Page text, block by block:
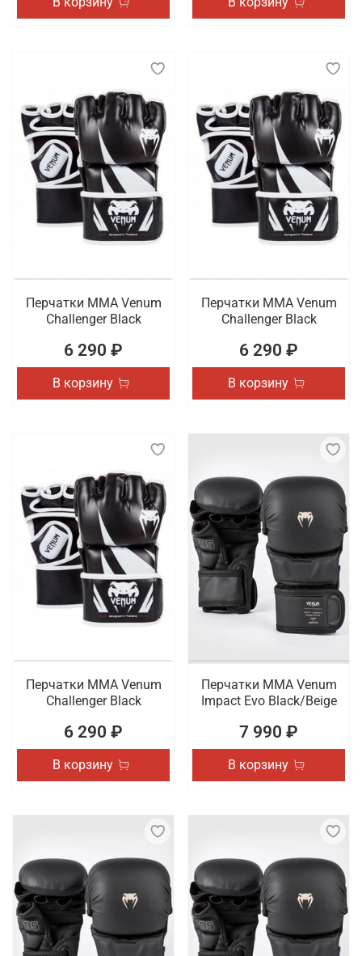
Перчатки ММА Venum
Challenger Black
6 290 ₽
В корзину
Перчатки ММА Venum
Challenger Black
6 290 ₽
В корзину
Перчатки ММА Venum
Challenger Black
6 290 ₽
В корзину
Перчатки ММА Venum
Impact Evo Black/Beige
7 990 ₽
В корзину